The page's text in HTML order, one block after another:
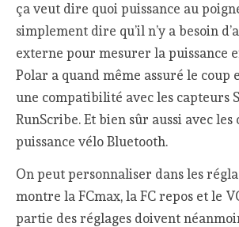
ça veut dire quoi puissance au
simplement dire qu’il n’y a besoin
externe pour mesurer la puissance
Polar a quand même assuré le coup
une compatibilité avec les capteurs
RunScribe. Et bien sûr aussi avec les
puissance vélo Bluetooth.
On peut personnaliser dans les
montre la FCmax, la FC repos et le
partie des réglages doivent